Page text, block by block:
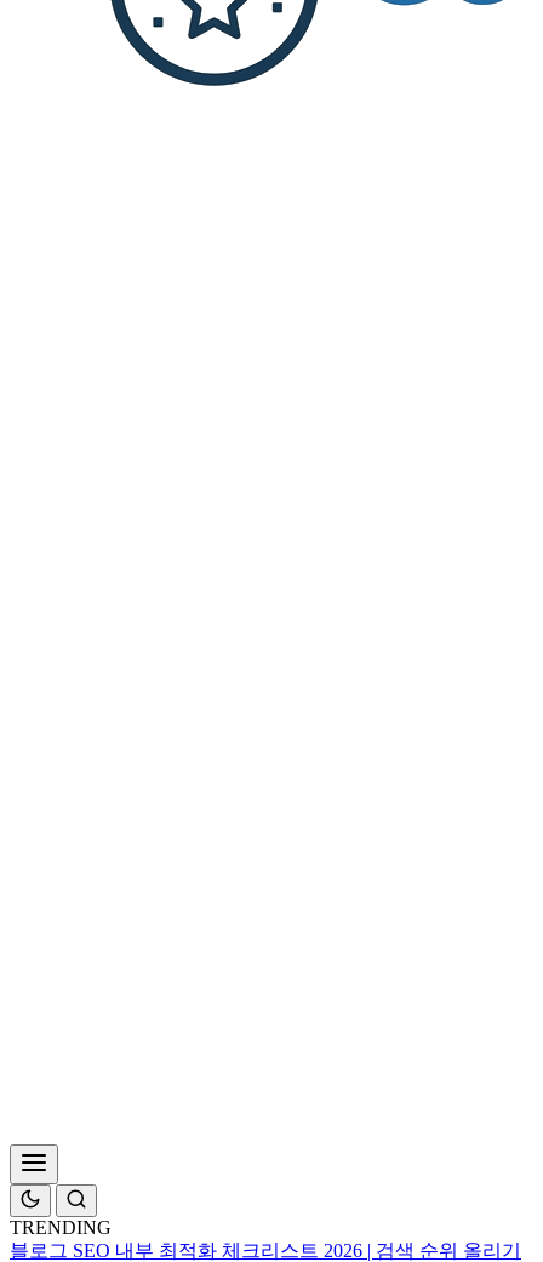
TRENDING
블로그 SEO 내부 최적화 체크리스트 2026 | 검색 순위 올리기